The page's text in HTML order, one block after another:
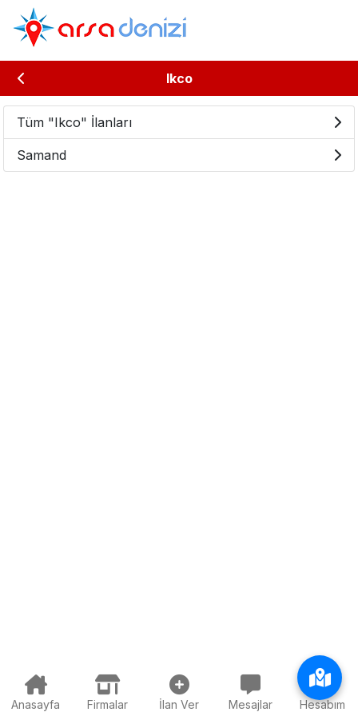
Ikco
Tüm "Ikco" İlanları
Samand
Anasayfa Firmalar İlan Ver Mesajlar Hesabım